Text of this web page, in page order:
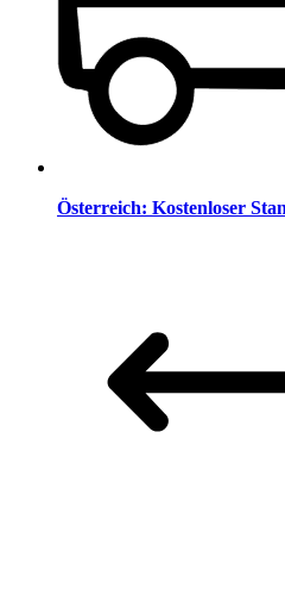
Österreich: Kostenloser